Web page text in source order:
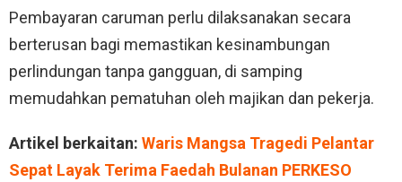
Pembayaran caruman perlu dilaksanakan secara
berterusan bagi memastikan kesinambungan
perlindungan tanpa gangguan, di samping
memudahkan pematuhan oleh majikan dan pekerja.
Artikel berkaitan: Waris Mangsa Tragedi Pelantar
Sepat Layak Terima Faedah Bulanan PERKESO